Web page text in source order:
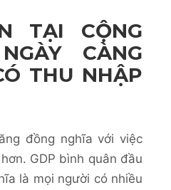
TẠI CỘNG
CÀNG
THU NHẬP
đồng nghĩa với việc
GDP bình quân đầu
là mọi người có nhiều